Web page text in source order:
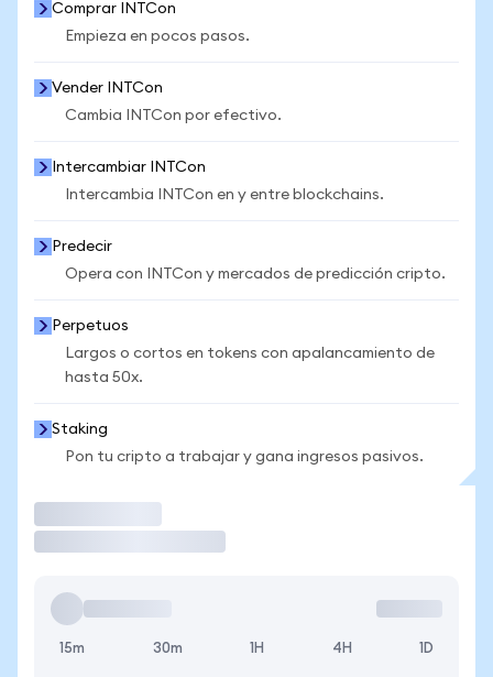
Comprar INTCon
Empieza en pocos pasos.
Vender INTCon
Cambia INTCon por efectivo.
Intercambiar INTCon
Intercambia INTCon en y entre blockchains.
Predecir
Opera con INTCon y mercados de predicción cripto.
Perpetuos
Largos o cortos en tokens con apalancamiento de
hasta 50x.
Staking
Pon tu cripto a trabajar y gana ingresos pasivos.
15m 30m 1H 4H 1D